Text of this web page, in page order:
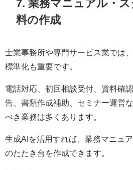
7. 業務マニュアル・
料の作成
士業事務所や専門サービス業では
標準化も重要です。
電話対応、初回相談受付、資料確
告、書類作成補助、セミナー運営
べき業務は多くあります。
生成AIを活用すれば、業務マニュ
のたたき台を作成できます。